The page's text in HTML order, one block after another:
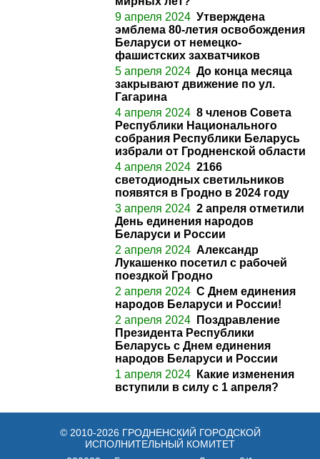
9 апреля 2024 Утверждена
эмблема 80-летия освобождения
Беларуси от немецко-
фашистских захватчиков
5 апреля 2024 До конца месяца
закрывают движение по ул.
Гагарина
4 апреля 2024 8 членов Совета
Республики Национального
собрания Республики Беларусь
избрали от Гродненской области
4 апреля 2024 2166
светодиодных светильников
появятся в Гродно в 2024 году
3 апреля 2024 2 апреля отметили
День единения народов
Беларуси и России
2 апреля 2024 Александр
Лукашенко посетил с рабочей
поездкой Гродно
2 апреля 2024 С Днем единения
народов Беларуси и России!
2 апреля 2024
Поздравление
Президента Республики
Беларусь с Днем единения
народов Беларуси и России
1 апреля 2024
Какие изменения
вступили в силу с 1 апреля?
© 2010-2026 ГРОДНЕНСКИЙ ГОРОДСКОЙ
ИСПОЛНИТЕЛЬНЫЙ КОМИТЕТ